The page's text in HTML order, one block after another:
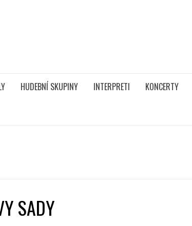
HUDEBNÍ SKUPINY INTERPRETI KONCERTY
SADY